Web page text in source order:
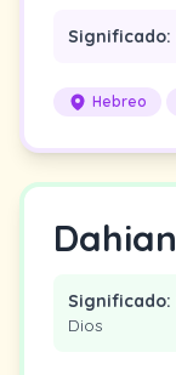
Significado:
Hebreo
Dahian
Significado:
Dios